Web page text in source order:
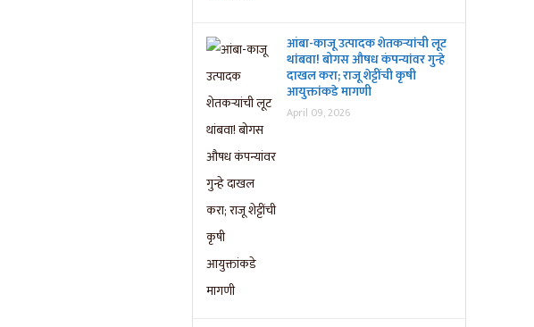
आंबा-काजू उत्पादक शेतकऱ्यांची लूट
थांबवा! बोगस औषध कंपन्यांवर गुन्हे
दाखल करा; राजू शेट्टींची कृषी
आयुक्तांकडे मागणी
April 09, 2026